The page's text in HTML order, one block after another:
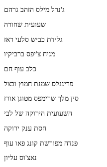
ג'נרל מילס הזהב גרהם
שעועית שחורה
גלידת כביש סלעי דאז
מניח צ'יפס ברביקיו
כלב עוף חם
פרינגלס שמנת חמוץ ובצל
סין מלך שרימפס מטוגן אורז
השעועית הירוקה של לבי
חסת ענק ירוקה
פנדה מפורשת קונג פאו עוף
נאצ'וס עליון